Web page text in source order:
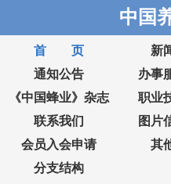
中国
首 页 新
通知公告
办事
《中国蜂业》杂志
职业
联系我们
图片
会员入会申请
其
分支结构